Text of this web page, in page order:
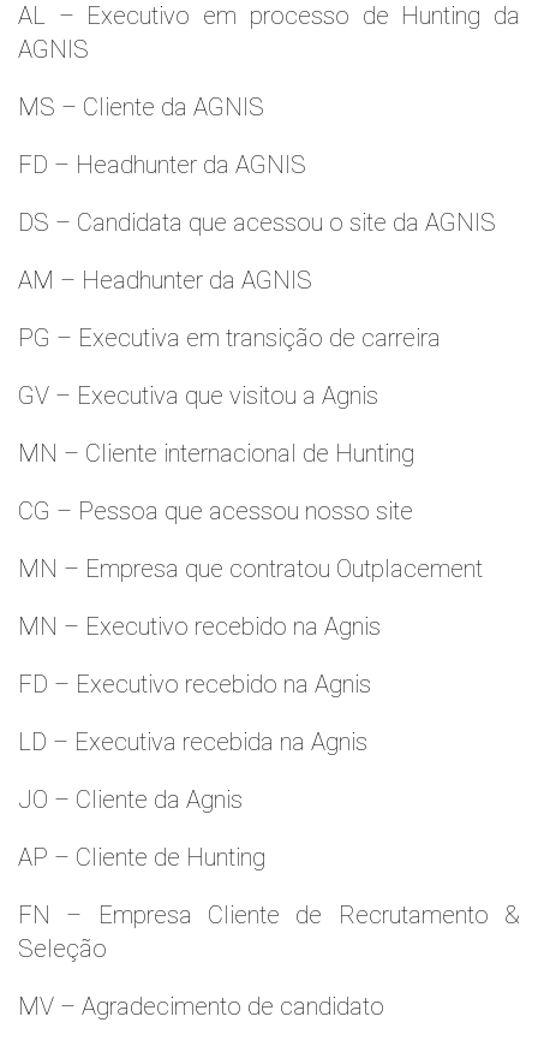
AL – Executivo em processo de Hunting da
AGNIS
MS – Cliente da AGNIS
FD – Headhunter da AGNIS
DS – Candidata que acessou o site da AGNIS
AM – Headhunter da AGNIS
PG – Executiva em transição de carreira
GV – Executiva que visitou a Agnis
MN – Cliente internacional de Hunting
CG – Pessoa que acessou nosso site
MN – Empresa que contratou Outplacement
MN – Executivo recebido na Agnis
FD – Executivo recebido na Agnis
LD – Executiva recebida na Agnis
JO – Cliente da Agnis
AP – Cliente de Hunting
FN – Empresa Cliente de Recrutamento &
Seleção
MV – Agradecimento de candidato